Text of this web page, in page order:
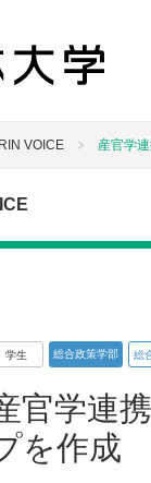
VOICE 産官学
学生 総合政策学部 総
官学連
を作成